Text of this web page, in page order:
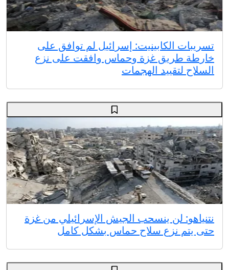
تسريبات الكابينيت: إسرائيل لم توافق على
خارطة طريق غزة وحماس وافقت على نزع
السلاح لتقييد الهجمات
نتنياهو: لن ينسحب الجيش الإسرائيلي من غزة
حتى يتم نزع سلاح حماس بشكل كامل